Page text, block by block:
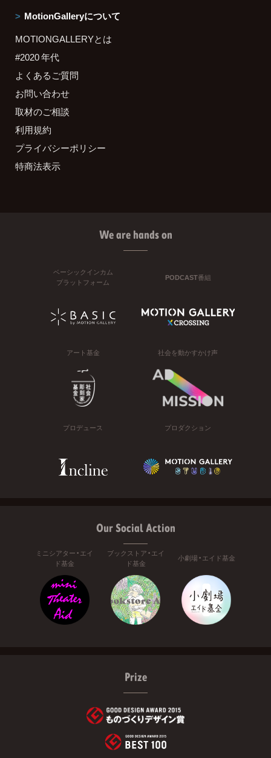
MotionGalleryについて
MOTIONGALLERYとは
#2020 年代
よくあるご質問
お問い合わせ
取材のご相談
利用規約
プライバシーポリシー
特商法表示
We are hands on
ベーシックインカム
プラットフォーム
PODCAST番組
アート基金 社会を動かすかけ声
プロデュース プロダクション
Our Social Action
ミニシアター・エイ
ド基金
ブックストア・エイ
ド基金
小劇場・エイド基金
Prize